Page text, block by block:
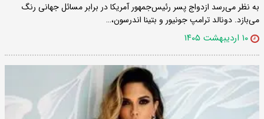
به نظر می‌رسد ازدواج پسر رئیس‌جمهور آمریکا در برابر مسائل جهانی رنگ
می‌بازد. دونالد ترامپ جونیور و بتینا اندرسون،…
۱۰ اردیبهشت ۱۴۰۵